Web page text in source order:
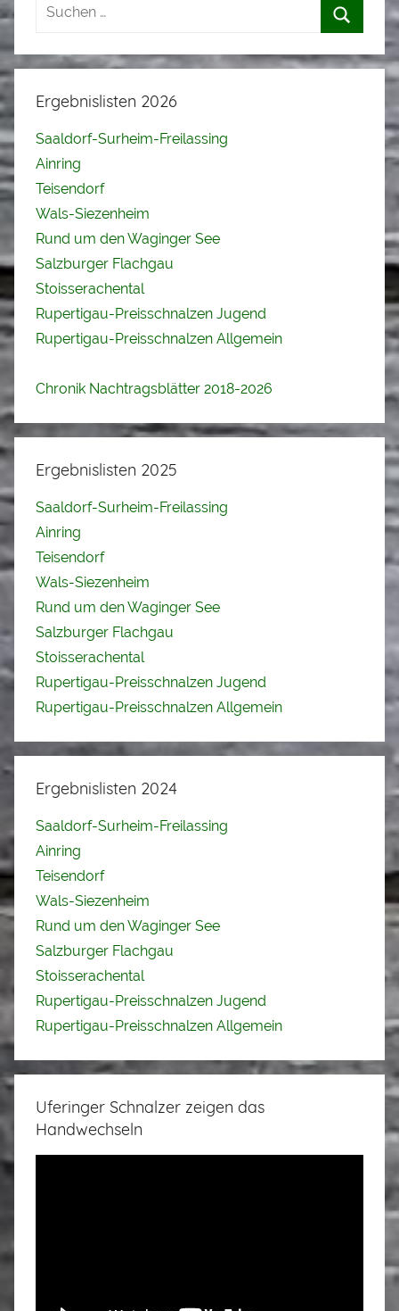
Ergebnislisten 2026
Saaldorf-Surheim-Freilassing
Ainring
Teisendorf
Wals-Siezenheim
Rund um den Waginger See
Salzburger Flachgau
Stoisserachental
Rupertigau-Preisschnalzen Jugend
Rupertigau-Preisschnalzen Allgemein
Chronik Nachtragsblätter 2018-2026
Ergebnislisten 2025
Saaldorf-Surheim-Freilassing
Ainring
Teisendorf
Wals-Siezenheim
Rund um den Waginger See
Salzburger Flachgau
Stoisserachental
Rupertigau-Preisschnalzen Jugend
Rupertigau-Preisschnalzen Allgemein
Ergebnislisten 2024
Saaldorf-Surheim-Freilassing
Ainring
Teisendorf
Wals-Siezenheim
Rund um den Waginger See
Salzburger Flachgau
Stoisserachental
Rupertigau-Preisschnalzen Jugend
Rupertigau-Preisschnalzen Allgemein
Uferinger Schnalzer zeigen das
Handwechseln